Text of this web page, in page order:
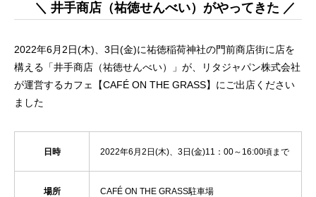
＼ 井⼿商店（祐徳せんべい）がやってきた ／
2022年6⽉2⽇(⽊)、3⽇(⾦)に祐徳稲荷神社の⾨前商店街に店を
構える「井⼿商店（祐徳せんべい）」が、リタジャパン株式会社
が運営するカフェ【CAFÉ ON THE GRASS】にご出店ください
ました
日時 2022年6月2日(木)、3日(金)11：00～16:00頃まで
場所 CAFÉ ON THE GRASS駐車場